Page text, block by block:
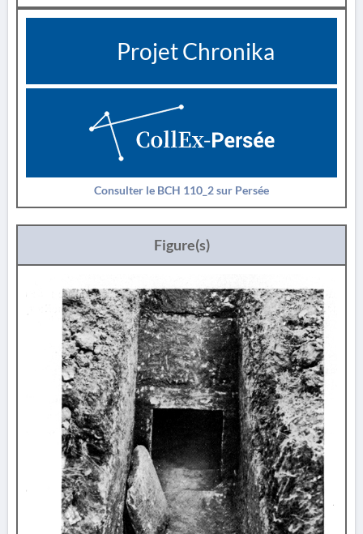
Projet Chronika
Consulter le BCH 110_2 sur Persée
Figure(s)